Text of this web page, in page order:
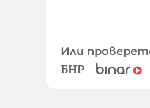
Или
БНР